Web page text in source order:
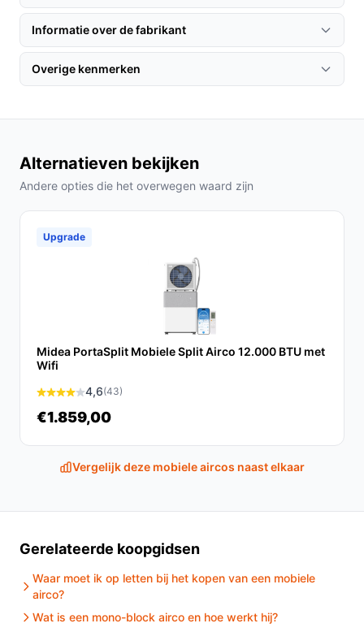
waar de airco efficiënt kan functioneren.
2. Volg de meegeleverde instructies voor een
eenvoudige installatie.
3. Sluit het apparaat aan op een stopcontact en stel de
Koelvermogen van 5000 BTU: Dit betekent dat de
airco effectief ruimtes tot 18 m² kan koelen.
Energieverbruik A: Dit geeft aan dat de airco
portemonnee en het milieu.
Veelgestelde vragen
Hoe lang gaat dit product mee?
Met de juiste zorg en onderhoud kan de Qlima MS-AC
5001 meerdere jaren meegaan, met een gemiddelde
levensduur van 10 tot 15 jaar.
Is dit geschikt voor caravans en campers?
Ja, deze airco is speciaal ontworpen voor gebruik in
caravans en campers, waardoor het een ideale keuze is
Wat zijn de belangrijkste verschillen met andere
De Qlima MS-AC 5001 biedt een hoger koelvermogen
en energie-efficiëntie in vergelijking met veel andere
draagbare airco's, wat resulteert in snellere koeling en
lagere operationele kosten.
Informatie over de fabrikant
Overige kenmerken
Alternatieven bekijken
Andere opties die het overwegen waard zijn
Upgrade
Midea PortaSplit Mobiele Split Airco 12.000 BTU met
Wifi
4,6(43)
€1.859,00
Vergelijk deze mobiele aircos naast elkaar
Gerelateerde koopgidsen
Waar moet ik op letten bij het kopen van een mobiele
airco?
Wat is een mono-block airco en hoe werkt hij?